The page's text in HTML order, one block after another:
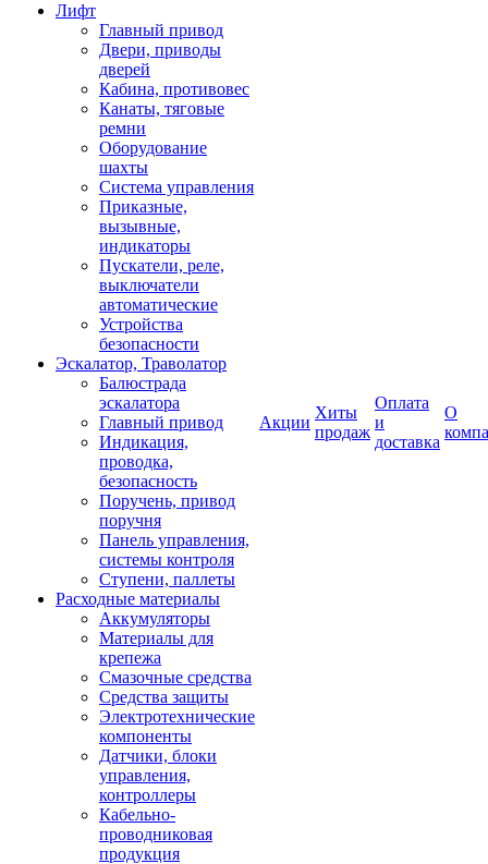
Лифт
Главный привод
Двери, приводы
дверей
Кабина, противовес
Канаты, тяговые
ремни
Оборудование
шахты
Система управления
Приказные,
вызывные,
индикаторы
Пускатели, реле,
выключатели
автоматические
Устройства
безопасности
Эскалатор, Траволатор
Балюстрада
эскалатора
Главный привод
Индикация,
проводка,
безопасность
Поручень, привод
поручня
Панель управления,
системы контроля
Ступени, паллеты
Расходные материалы
Аккумуляторы
Материалы для
крепежа
Смазочные средства
Средства защиты
Электротехнические
компоненты
Датчики, блоки
управления,
контроллеры
Кабельно-
проводниковая
продукция
Акции
Хиты
продаж
Оплата
и
доставка
О